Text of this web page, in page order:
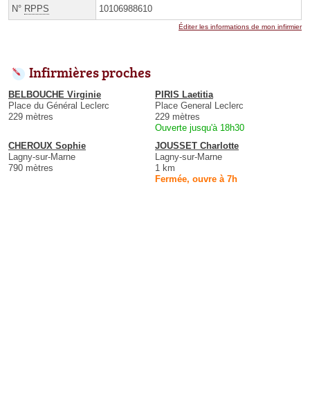
N° RPPS 10106988610
Éditer les informations de mon infirmier
Infirmières proches
BELBOUCHE Virginie
Place du Général Leclerc
229 mètres
PIRIS Laetitia
Place General Leclerc
229 mètres
Ouverte jusqu'à 18h30
CHEROUX Sophie
Lagny-sur-Marne
790 mètres
JOUSSET Charlotte
Lagny-sur-Marne
1 km
Fermée, ouvre à 7h